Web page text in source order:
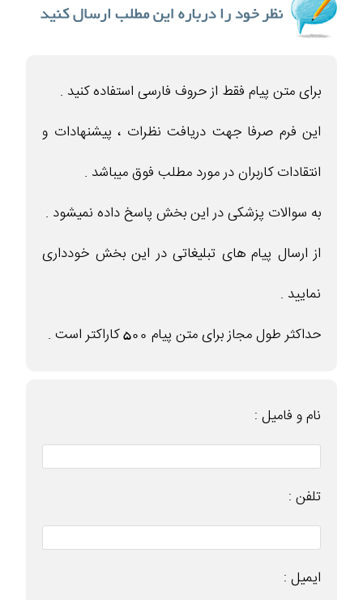
برای متن پیام فقط از حروف فارسی استفاده کنید .
این فرم صرفا جهت دریافت نظرات ، پیشنهادات و
انتقادات کاربران در مورد مطلب فوق میباشد .
به سوالات پزشکی در این بخش پاسخ داده نمیشود .
از ارسال پیام های تبلیغاتی در این بخش خودداری
نمایید .
حداکثر طول مجاز برای متن پیام 500 کاراکتر است .
نام و فامیل :
تلفن :
ایمیل :